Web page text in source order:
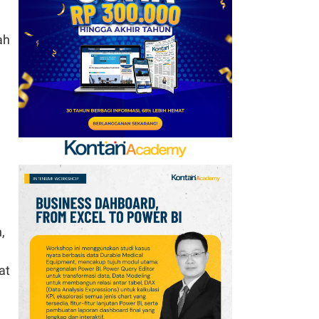
Tuan Rumah Piala Dunia
2030
7
Promo Super Hemat
Indomaret 6–19 Agustus
2026, Diskon Kebutuhan
Rumah hingga 40%
Tema dan Logo Hari
Pramuka Ke-65 Tahun
2026: Aktif Dukung
Swasembada Pangan
Nasional
Apa Saja Syarat
Pencairan JHT 10%? Cek
Dokumen dan Panduan
untuk Peserta BPJSTK